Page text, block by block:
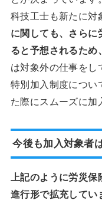
科技工士も新たに対
に関しても、さらに
ると予想されるため
は対象外の仕事をし
特別加入制度につい
た際にスムーズに加
今後も加入対象者
上記のように労災
進行形で拡充してい